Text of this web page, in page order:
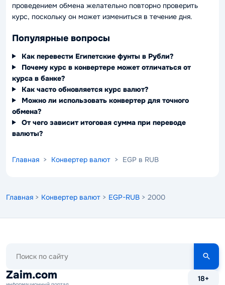
проведением обмена желательно повторно проверить
курс, поскольку он может измениться в течение дня.
Популярные вопросы
Как перевести Египетские фунты в Рубли?
Почему курс в конвертере может отличаться от
курса в банке?
Как часто обновляется курс валют?
Можно ли использовать конвертер для точного
обмена?
От чего зависит итоговая сумма при переводе
валюты?
Главная > Конвертер валют > EGP в RUB
Главная > Конвертер валют > EGP-RUB > 2000
сайту
Zaim.com 18+